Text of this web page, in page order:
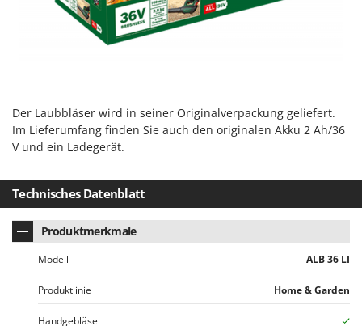
Skil
Smartwood
Solidur
Spice Electronics
Spiralmac
Spring Protezione
Spyro
Stanley
Stiga
Sunseeker
Der Laubbläser wird in seiner Originalverpackung geliefert.
Im Lieferumfang finden Sie auch den originalen Akku 2 Ah/36
V und ein Ladegerät.
Technisches Datenblatt
Produktmerkmale
Modell ALB 36 LI
Produktlinie Home & Garden
Handgebläse